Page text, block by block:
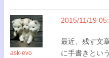
ask-evo
2015/11/19
最近、残す文
に手書きとい